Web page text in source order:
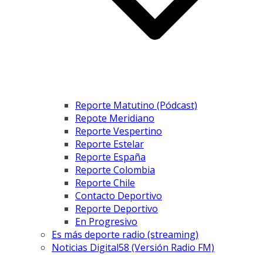
Reporte Matutino (Pódcast)
Repote Meridiano
Reporte Vespertino
Reporte Estelar
Reporte España
Reporte Colombia
Reporte Chile
Contacto Deportivo
Reporte Deportivo
En Progresivo
Es más deporte radio (streaming)
Noticias Digital58 (Versión Radio FM)